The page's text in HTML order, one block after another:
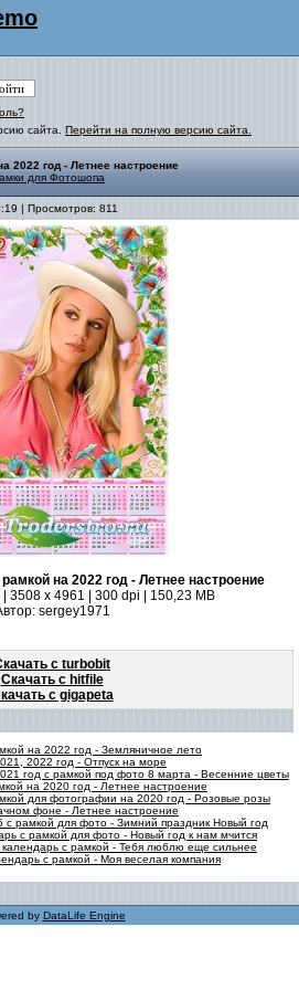
сайта. Перейти на полную версию сайта.
2022 год - Летнее настроение
для Фотошопа
| Просмотров: 811
на 2022 год - Летнее настроение
| 3508 x 4961 | 300 dpi | 150,23 MB
sergey1971
с turbobit
Скачать с hitfile
с gigapeta
на 2022 год - Земляничное лето
2022 год - Отпуск на море
год с рамкой под фото 8 марта - Весенние цветы
на 2020 год - Летнее настроение
для фотографии на 2020 год - Розовые розы
фоне - Летнее настроение
с рамкой для фото - Зимний праздник Новый год
с рамкой для фото - Новый год к нам мчится
с рамкой - Тебя люблю еще сильнее
с рамкой - Моя веселая компания
by DataLife Engine